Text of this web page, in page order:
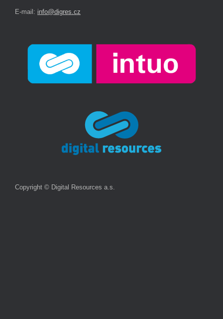
E-mail: info@digres.cz
Copyright © Digital Resources a.s.